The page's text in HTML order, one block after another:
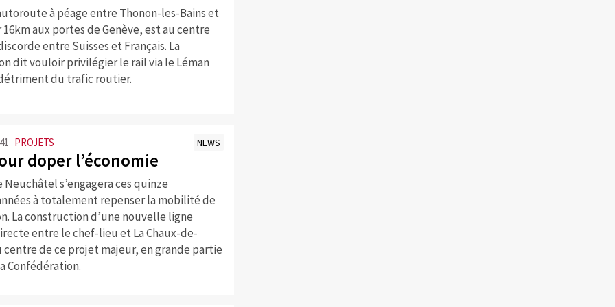
à péage entre Thonon-les-Bains et
aux portes de Genève, est au centre
entre Suisses et Français. La
dit vouloir privilégier le rail via le Léman
du trafic routier.
PROJETS NEWS
doper l’économie
Neuchâtel s’engagera ces quinze
à totalement repenser la mobilité de
La construction d’une nouvelle ligne
entre le chef-lieu et La Chaux-de-
centre de ce projet majeur, en grande partie
Confédération.